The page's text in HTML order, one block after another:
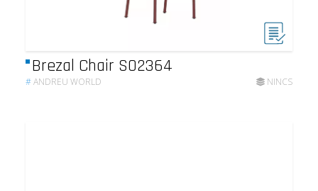
Brezal Chair SO2364
#ANDREU WORLD NINCS